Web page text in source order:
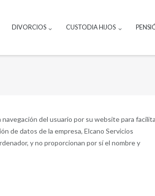
DIVORCIOS CUSTODIA HIJOS
del usuario por su website para
de datos de la empresa, Elcano Servicios
y no proporcionan por sí el nombre y